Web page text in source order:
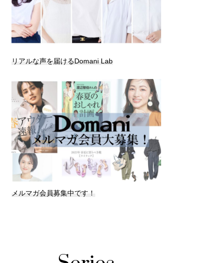
リアルな声を届けるDomani Lab
メルマガ会員募集中です！